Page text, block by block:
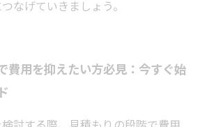
なげていきましょう。
費用を抑えたい方必見：今すぐ始